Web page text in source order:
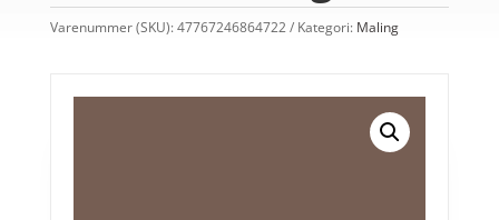
Varenummer (SKU):47767246864722 Kategori: Maling